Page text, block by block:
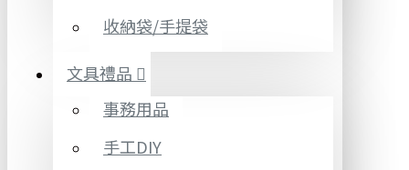
收納袋/手提袋
文具禮品
事務用品
手工DIY